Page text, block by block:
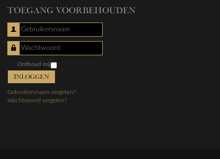
TOEGANG VOORBEHOUDEN
Gebruikersnaam
Wachtwoord
Onthoud mij
INLOGGEN
Gebruikersnaam vergeten?
Wachtwoord vergeten?